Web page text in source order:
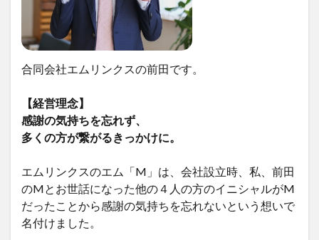
合同会社エムリンクスの前田です。
【経営理念】
感謝の気持ちを忘れず、
多くの方が繋がるきっかけに。
エムリンクスのエム「M」は、会社設立時、私、前田
のMとお世話になった他の４人の方のイニシャルがM
だったことから感謝の気持ちを忘れないという想いで
名付けました。